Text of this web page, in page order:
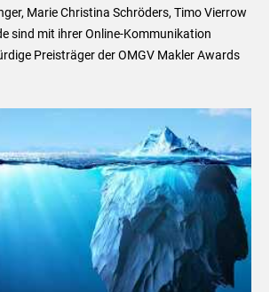
Marie Christina Schröders, Timo Vierrow
sind mit ihrer Online-Kommunikation
Preisträger der OMGV Makler Awards